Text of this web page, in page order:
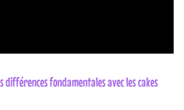
différences fondamentales avec les cakes